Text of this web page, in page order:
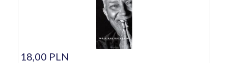
18,00 PLN